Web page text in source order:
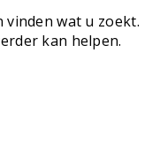
n
a
wat u zoekt.
kan helpen.